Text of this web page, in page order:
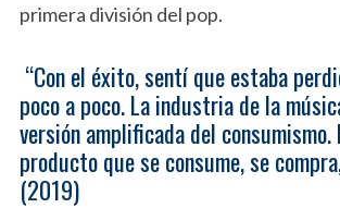
primera división del pop.
“Con el éxito, sentí que estaba
poco a poco. La industria de la
versión amplificada del consumismo.
producto que se consume, se
(2019)